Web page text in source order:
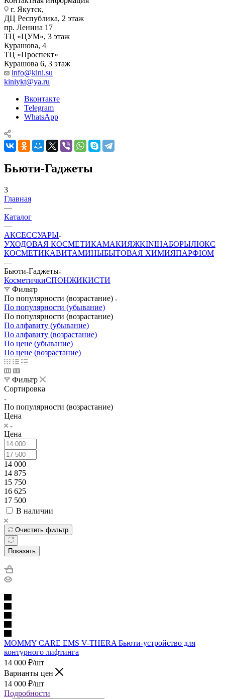
г. Якутск, ​‌
ДЦ Республика, 2 этаж
‌‌пр. Ленина 17
‌ТЦ «ЦУМ», 3 этаж
‌Курашова, 4
ТЦ «Проспект»
Курашова 6, 3 этаж
info@kini.su
kiniykt@ya.ru
Вконтакте
Telegram
WhatsApp
Бьюти-Гаджеты
3
Главная
—
Каталог
—
АКСЕССУАРЫ
УХОДОВАЯ КОСМЕТИКАМАКИЯЖKINIНАБОРЫЛЮКС
КОСМЕТИКАВИТАМИНЫБЫТОВАЯ ХИМИЯПАРФЮМ
—
Бьюти-Гаджеты
КосметичкиСПОНЖИКИСТИ
Фильтр
По популярности (возрастание)
По популярности (убывание)
По популярности (возрастание)
По алфавиту (убывание)
По алфавиту (возрастание)
По цене (убывание)
По цене (возрастание)
Фильтр
Сортировка
По популярности (возрастание)
Цена
Цена
14 000
14 875
15 750
16 625
17 500
В наличии
Очистить фильтр
Показать
MOMMY CARE EMS V-THERA Бьюти-устройство для
контурного лифтинга
14 000 ₽/шт
Варианты цен
14 000 ₽/шт
Подробности